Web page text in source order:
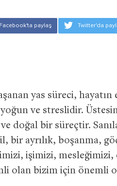
yas süreci, hayatın
ve streslidir.
doğal bir süreçtir.
bir ayrılık, boşanma,
işimizi,
olan bizim için önemli